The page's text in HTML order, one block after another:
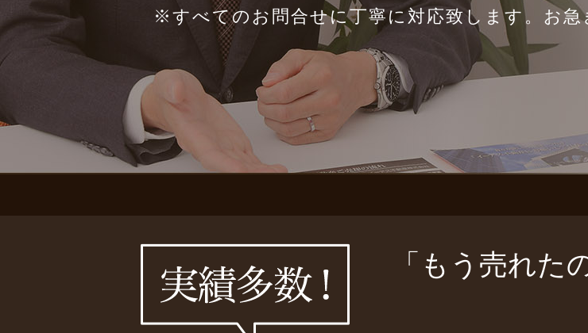
※すべてのお問合せに丁寧に対応致します。 お急
「もう売れた